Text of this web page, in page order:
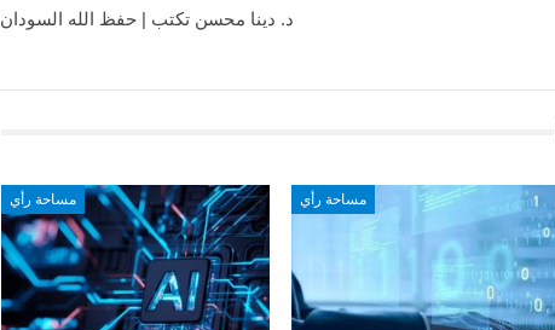
د. دينا محسن تكتب | حفظ الله السودان
مساحة رأي مساحة رأي